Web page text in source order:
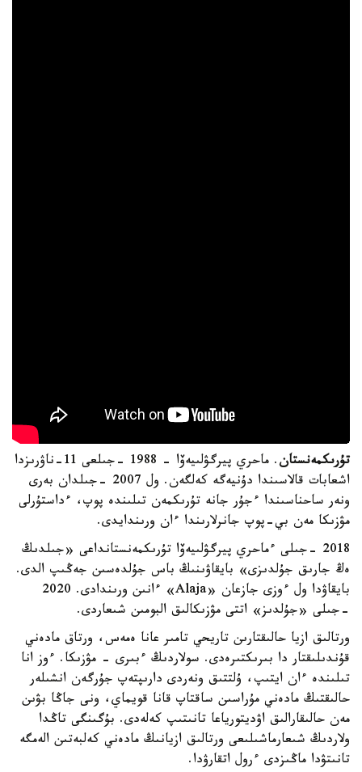
تۇرىكمەنستان
. ماحري پيرگۋلىيەۆا - 1988 -جىلعى 11-ناۋرىزدا
اشعابات قالاسىندا دۇنيەگە كەلگەن. ول 2007 -جىلدان بەرى
ونەر ساحناسىندا ءجۇر جانە تۇرىكمەن تىلىندە پوپ، ءداستۇرلى
مۋزىكا مەن بي-پوپ جانرلارىندا ءان ورىندايدى.
2018 -جىلى ءماحري پيرگۋلىيەۆا تۇرىكمەنستانداعى «جىلدىڭ
ەڭ جارىق جۇلدىزى» بايقاۋىنىڭ باس جۇلدەسىن جەڭىپ الدى.
بايقاۋدا ول ءوزى جازعان «Alaja» ءانىن ورىندادى. 2020
-جىلى «جۇلدىز» اتتى مۋزىكالىق البومىن شىعاردى.
ورتالىق ازيا حالىقتارىن تاريحي تامىر عانا ەمەس، ورتاق مادەني
قۇندىلىقتار دا بىرىكتىرەدى. سولاردىڭ ءبىرى - مۋزىكا. ءوز انا
تىلىندە ءان ايتىپ، ۇلتتىق ونەردى دارىپتەپ جۇرگەن انشىلەر
حالىقتىڭ مادەني مۇراسىن ساقتاپ قانا قويماي، ونى جاڭا بۋىن
مەن حالىقارالىق اۋديتورياعا تانىتىپ كەلەدى. بۇگىنگى تاڭدا
ولاردىڭ شىعارماشىلىعى ورتالىق ازيانىڭ مادەني كەلبەتىن الەمگە
تانىتۋدا ماڭىزدى ءرول اتقارۋدا.